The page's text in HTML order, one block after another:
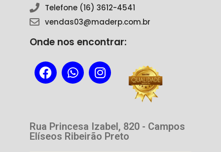
Telefone (16) 3612-4541
vendas03@maderp.com.br
Onde nos encontrar:
Rua Princesa Izabel, 820 - Campos
Elíseos Ribeirão Preto